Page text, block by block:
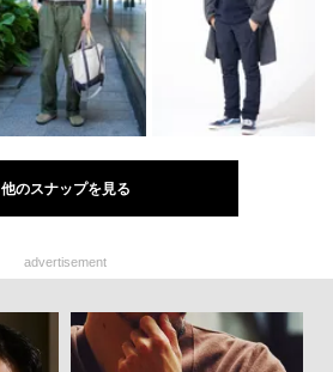
他のスナップを見る
advertisement